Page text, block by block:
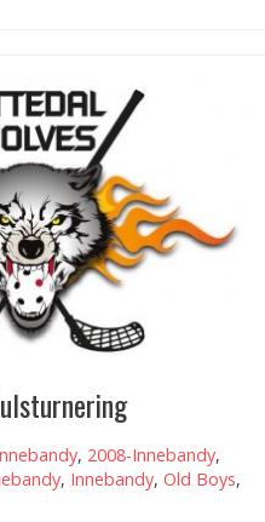
, 2008-Innebandy,
, Innebandy, Old Boys,